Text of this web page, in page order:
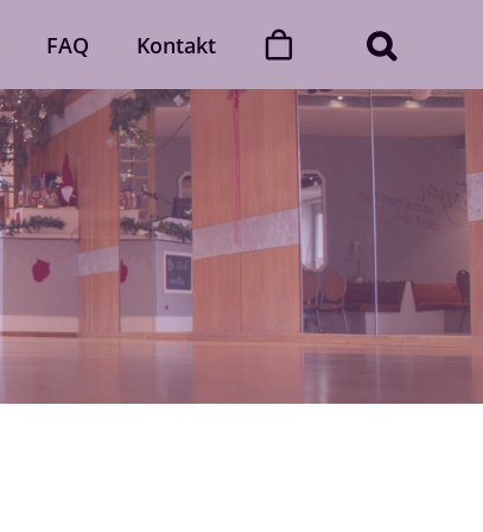
Dance with friends
Der „Dance with friends“-Club
Mehr erfahren
Gutscheine
Momente voller Rhythmus und
FAQ Kontakt